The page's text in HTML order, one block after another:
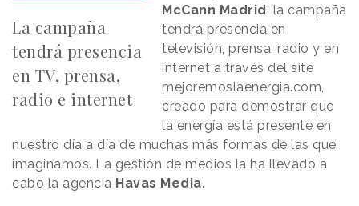
La campaña
tendrá presencia
en TV, prensa,
radio e internet
McCann Madrid , la campaña
tendrá presencia en
televisión, prensa, radio y en
internet a través del site
mejoremoslaenergia.com,
creado para demostrar que
la energía está presente en
nuestro día a día de muchas más formas de las que
imaginamos. La gestión de medios la ha llevado a
cabo la agencia Havas Media.